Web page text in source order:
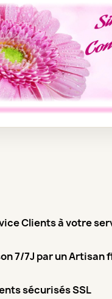
Clients à votre
7/7J par un Artisan
sécurisés SSL